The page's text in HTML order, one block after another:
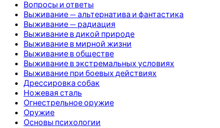
Вопросы и ответы
Выживание — альтернатива и фантастика
Выживание — радиация
Выживание в дикой природе
Выживание в мирной жизни
Выживание в обществе
Выживание в экстремальных условиях
Выживание при боевых действиях
Дрессировка собак
Ножевая сталь
Огнестрельное оружие
Оружие
Основы психологии